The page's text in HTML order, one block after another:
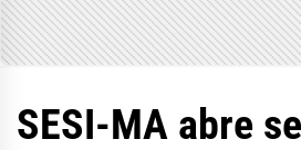
SESI-MA abre